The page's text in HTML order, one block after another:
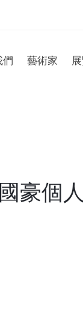
們 藝術家
豪個